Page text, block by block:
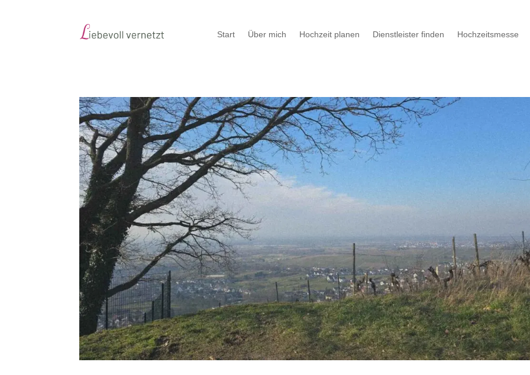
Start Über mich Hochzeit planen Dienstleister finden Hochzeitsmesse